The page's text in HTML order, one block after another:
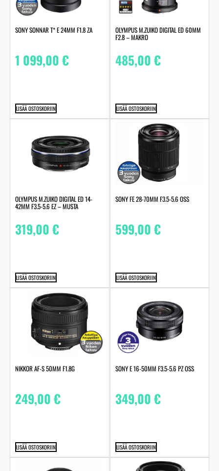
SONY SONNAR T* E 24MM F1.8 ZA
1 099,00€
LISÄÄ OSTOSKORIIN
OLYMPUS M.ZUIKO DIGITAL ED 60MM
F2.8 – MAKRO
485,00€
LISÄÄ OSTOSKORIIN
OLYMPUS M.ZUIKO DIGITAL ED 14-
42MM F3.5-5.6 EZ – MUSTA
319,00€
LISÄÄ OSTOSKORIIN
SONY FE 28-70MM F3.5-5.6 OSS
599,00€
LISÄÄ OSTOSKORIIN
NIKKOR AF-S 50MM F1.8G
249,00€
LISÄÄ OSTOSKORIIN
SONY E 16-50MM F3.5-5.6 PZ OSS
349,00€
LISÄÄ OSTOSKORIIN